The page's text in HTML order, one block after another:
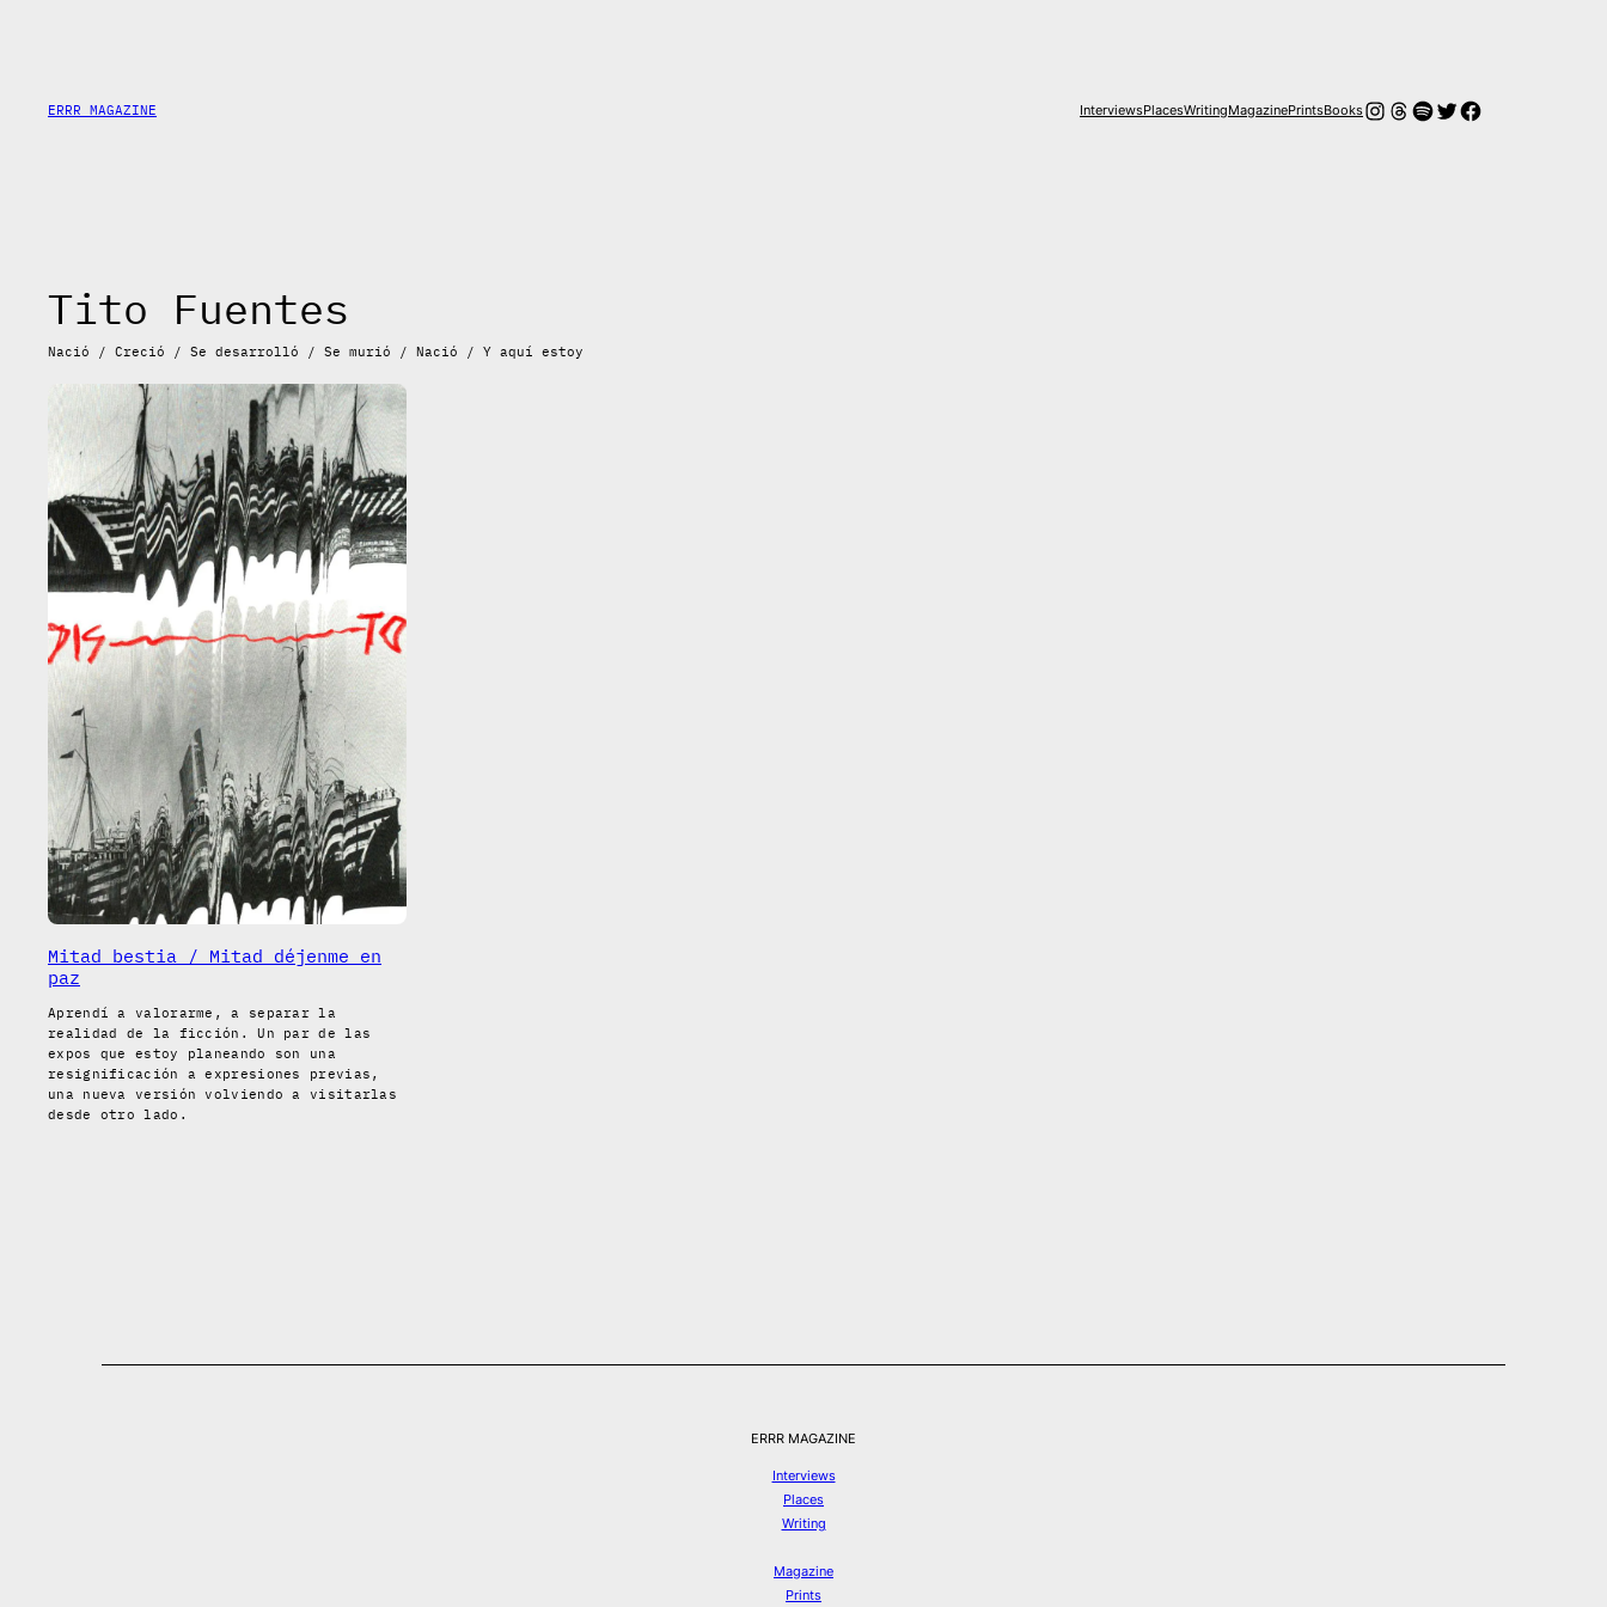
ERRR MAGAZINE InterviewsPlacesWritingMagazinePrintsBooksInstagram
Hilos
Spotify
Twitter
Facebook
Tito Fuentes
Nació / Creció / Se desarrolló / Se murió / Nació / Y aquí estoy
Mitad bestia / Mitad déjenme en
paz
Aprendí a valorarme, a separar la
realidad de la ficción. Un par de las
expos que estoy planeando son una
resignificación a expresiones previas,
una nueva versión volviendo a visitarlas
desde otro lado.
ERRR MAGAZINE
Interviews
Places
Writing
Magazine
Prints